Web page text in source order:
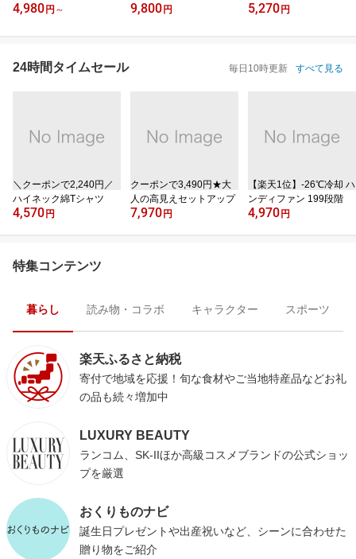
4,980 円 ～ 9,800 円 5,270 円
24時間タイムセール 毎日10時更新 すべて見る
＼クーポンで2,240円／
ハイネック綿Tシャツ
4,570 円
クーポンで3,490円★大
人の高見えセットアップ
7,970 円
【楽天1位】‐26℃冷却 ハ
ンディファン 199段階
4,970 円
特集コンテンツ
暮らし 読み物・コラボ キャラクター スポーツ
楽天ふるさと納税
寄付で地域を応援！旬な食材やご当地特産品などお礼
の品も続々増加中
LUXURY BEAUTY
ランコム、SK-IIほか高級コスメブランドの公式ショッ
プを厳選
おくりものナビ
誕生日プレゼントや出産祝いなど、シーンに合わせた
贈り物をご紹介